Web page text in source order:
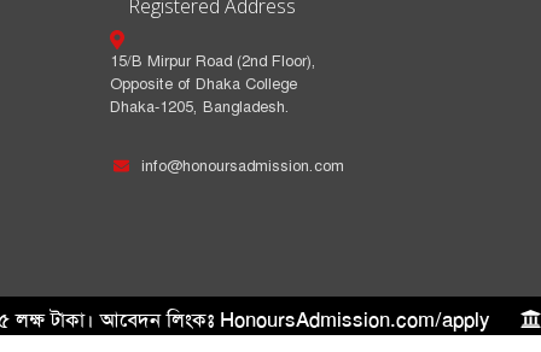
লক্ষ টাকা। আবেদন লিংকঃ HonoursAdmission.com/apply
Registered Address
15/B Mirpur Road (2nd Floor),
Opposite of Dhaka College
Dhaka-1205, Bangladesh.
info@honoursadmission.com